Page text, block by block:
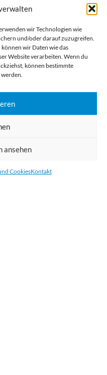
wir Technologien wie
und/oder darauf zuzugreifen.
wir Daten wie das
Website verarbeiten. Wenn du
können bestimmte
ansehen
CookiesKontakt
für Ihr Unternehmen. Wir
Deutschland,